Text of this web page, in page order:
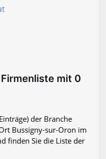
mit 0
der Branche
Bussigny-sur-Oron im
finden Sie die Liste der